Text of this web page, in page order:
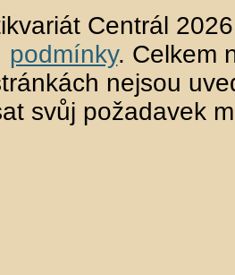
Centrál
podmínky. Celkem
nejsou
svůj požadavek